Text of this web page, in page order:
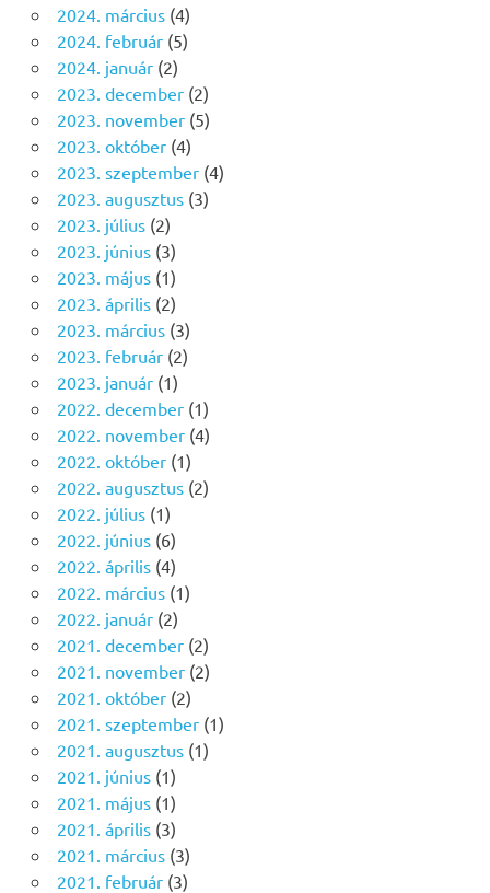
2024. március(4)
2024. február(5)
2024. január(2)
2023. december(2)
2023. november(5)
2023. október(4)
2023. szeptember(4)
2023. augusztus(3)
2023. július(2)
2023. június(3)
2023. május(1)
2023. április(2)
2023. március(3)
2023. február(2)
2023. január(1)
2022. december(1)
2022. november(4)
2022. október(1)
2022. augusztus(2)
2022. július(1)
2022. június(6)
2022. április(4)
2022. március(1)
2022. január(2)
2021. december(2)
2021. november(2)
2021. október(2)
2021. szeptember(1)
2021. augusztus(1)
2021. június(1)
2021. május(1)
2021. április(3)
2021. március(3)
2021. február(3)